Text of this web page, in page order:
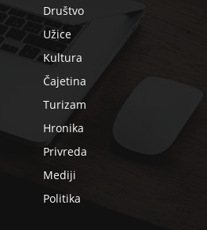
Društvo
Užice
Kultura
Čajetina
Turizam
Hronika
Privreda
Mediji
Politika